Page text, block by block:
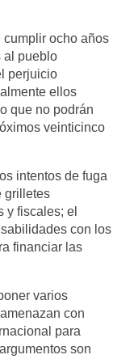
cumplir ocho años
al pueblo
perjuicio
ellos
que no podrán
veinticinco
intentos de fuga
grilletes
y fiscales; el
con los
financiar las
varios
con
para
son